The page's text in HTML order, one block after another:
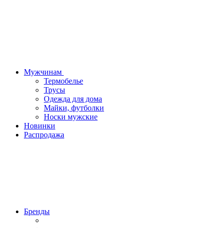
Мужчинам
Термобелье
Трусы
Одежда для дома
Майки, футболки
Носки мужские
Новинки
Распродажа
Бренды